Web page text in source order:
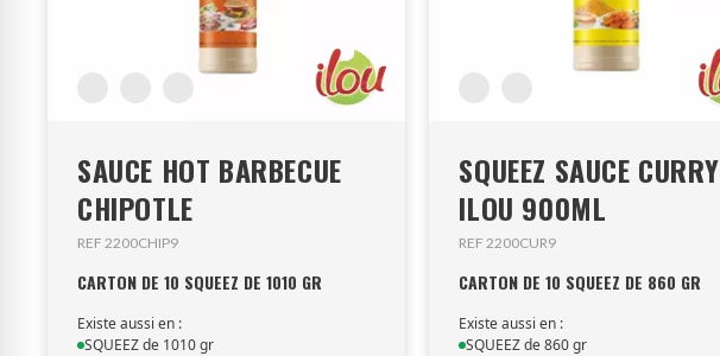
SAUCE HOT BARBECUE
CHIPOTLE
REF 2200CHIP9
CARTON DE 10 SQUEEZ DE 1010 GR
Existe aussi en :
SQUEEZ de 1010 gr
SQUEEZ SAUCE CURRY
ILOU 900ML
REF 2200CUR9
CARTON DE 10 SQUEEZ DE 860 GR
Existe aussi en :
SQUEEZ de 860 gr